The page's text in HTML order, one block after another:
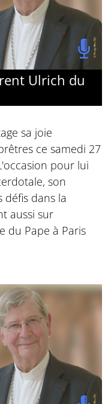
Ulrich du
sa joie
ce samedi 27
pour lui
son
défis dans la
aussi sur
du Pape à Paris